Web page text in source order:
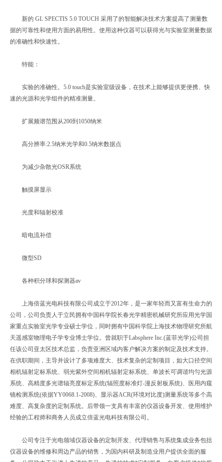
新的 GL SPECTIS 5.0 TOUCH 采用了的智能解决技术方案提高了测量数
据的可靠性和使用方面的易用性。使用这种仪器可以获得光与实验室测量数据
的准确性和快速性。
特能：
实验的准确性。5.0 touch是实验室级设备，在技术上能够提供更便携、快
速的光源和光学组件的精准测量。
扩展频谱范围从200到1050纳米
高分辨率:2.5纳米光学和0.5纳米数据点
为减少杂散光OSR系统
触摸屏显示
光度和辐射校准
暗电流补偿
微型SD
各种积分球和探测器av
上海倍蓝光电科技有限公司成立于2012年，是一家年轻而又富有生命力的
公司，公司负责人于立民拥有中国科学院长春光学精密机械研究所应用光学国
家重点实验室光学专业硕士学位，同时拥有中国科学院上海技术物理研究所航
天遥感室物理电子学专业博士学位。曾就职于Labsphere Inc.(蓝菲光学)公司担
任该公司亚太区技术总监，负责亚洲区域内客户解决方案的制定及技术支持。
在供职期间，主导并设计了多项难度大、技术复杂的定制项目，如大口径空间
相机辐射定标系统、弱光紫外空间相机辐射定标系统、单波长可调谐均匀光源
系统、高精度多光谱辐亮度标定系统(辐照度标准灯-漫反射板系统)、医用内窥
镜检测系统(依据YY0068.1-2008)、显示器ACR(环境对比度)测量系统等多个高
难度、高复杂度的定制系统。后带领一支具有丰富的仪器设备开发、使用维护
经验的工程师和商务人员成立倍蓝光电科技有限公司。
公司专注于光电领域仪器设备的定制开发、代理销售与系统集成业务包括
仪器设备的维修和周边产品的销售，为国内科研及制造业用户提供全面的服